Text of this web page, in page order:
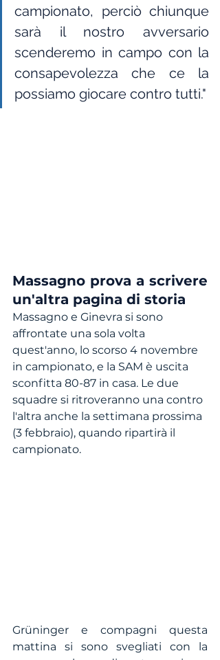
campionato, perciò chiunque
sarà il nostro avversario
scenderemo in campo con la
consapevolezza che ce la
possiamo giocare contro tutti."
Massagno prova a scrivere
un'altra pagina di storia
Massagno e Ginevra si sono
affrontate una sola volta
quest'anno, lo scorso 4 novembre
in campionato, e la SAM è uscita
sconfitta 80-87 in casa. Le due
squadre si ritroveranno una contro
l'altra anche la settimana prossima
(3 febbraio), quando ripartirà il
campionato.
Grüninger e compagni questa
mattina si sono svegliati con la